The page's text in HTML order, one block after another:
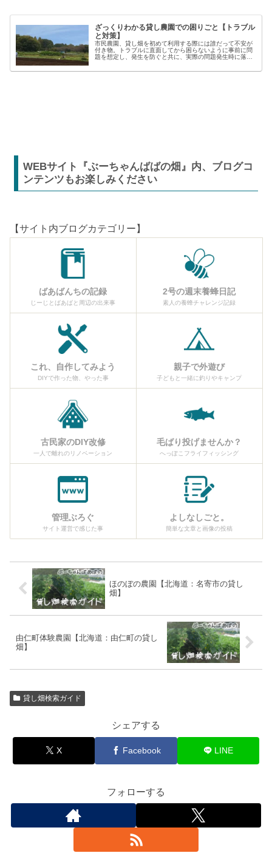
ざっくりわかる貸し農園での困りごと【トラブル
と対策】
市民農園、貸し畑を初めて利用する際には誰だって不安が
付き物。トラブルに直面してから困らないように事前に問
題を想定し、発生を防ぐと共に、実際の問題発生時に落ち
【困った】と【トラブル】困りごとト...
WEBサイト『ぶーちゃんばばの畑』内、ブログコ
ンテンツもお楽しみください
【サイト内ブログカテゴリー】
ばあばんちの記録
じーじとばあばと周辺の出来事
2号の週末養蜂日記
素人の養蜂チャレンジ記録
これ、自作してみよう
DIYで作った物、やった事
親子で外遊び
子どもと一緒に釣りやキャンプ
古民家のDIY改修
一人で離れのリノベーション
毛ばり投げませんか？
へっぽこフライフィッシング
管理ぶろぐ
サイト運営で感じた事
よしなしごと。
簡単な文章と画像の投稿
ほのぼの農園【北海道：名寄市の貸し
畑】
由仁町体験農園【北海道：由仁町の貸し
畑】
貸し畑検索ガイド
シェアする
X Facebook LINE
フォローする